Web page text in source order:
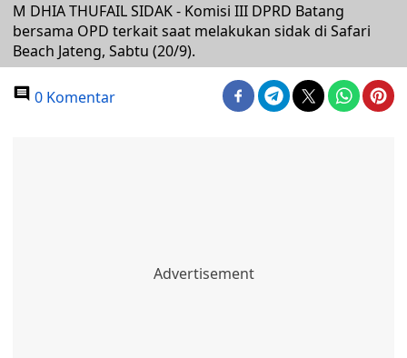
M DHIA THUFAIL SIDAK - Komisi III DPRD Batang
bersama OPD terkait saat melakukan sidak di Safari
Beach Jateng, Sabtu (20/9).
0 Komentar